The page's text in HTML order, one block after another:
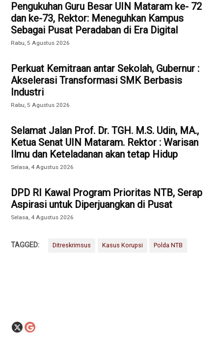
Pengukuhan Guru Besar UIN Mataram ke- 72
dan ke-73, Rektor: Meneguhkan Kampus
Sebagai Pusat Peradaban di Era Digital
Rabu, 5 Agustus 2026
Perkuat Kemitraan antar Sekolah, Gubernur :
Akselerasi Transformasi SMK Berbasis
Industri
Rabu, 5 Agustus 2026
Selamat Jalan Prof. Dr. TGH. M.S. Udin, MA.,
Ketua Senat UIN Mataram. Rektor : Warisan
Ilmu dan Keteladanan akan tetap Hidup
Selasa, 4 Agustus 2026
DPD RI Kawal Program Prioritas NTB, Serap
Aspirasi untuk Diperjuangkan di Pusat
Selasa, 4 Agustus 2026
TAGGED: Ditreskrimsus Kasus Korupsi Polda NTB